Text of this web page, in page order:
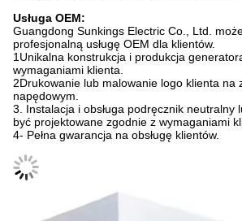
Usługa OEM:
Guangdong Sunkings Electric Co., Ltd.
profesjonalną usługę OEM dla klientów.
1Unikalna konstrukcja i produkcja
wymaganiami klienta.
2Drukowanie lub malowanie logo klienta na
napędowym.
3. Instalacja i obsługa podręcznik neutralny
być projektowane zgodnie z wymaganiami
4- Pełna gwarancja na obsługę klientów.